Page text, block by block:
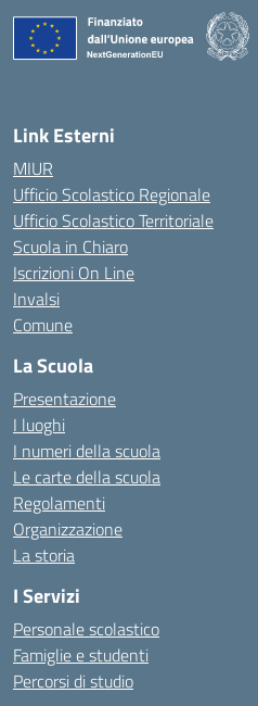
Link Esterni
MIUR
Ufficio Scolastico Regionale
Ufficio Scolastico Territoriale
Scuola in Chiaro
Iscrizioni On Line
Invalsi
Comune
La Scuola
Presentazione
I luoghi
I numeri della scuola
Le carte della scuola
Regolamenti
Organizzazione
La storia
I Servizi
Personale scolastico
Famiglie e studenti
Percorsi di studio